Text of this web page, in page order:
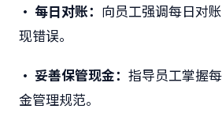
• 每日对账： 向员工强调每日对
现错误。
• 妥善保管现金： 指导员工掌握
金管理规范。